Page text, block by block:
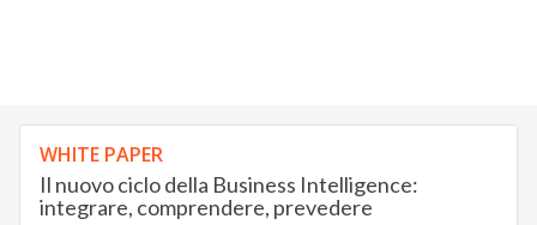
WHITE PAPER
Il nuovo ciclo della Business Intelligence:
integrare, comprendere, prevedere